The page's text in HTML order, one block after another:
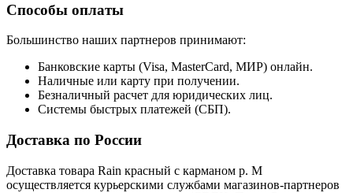
Способы оплаты
Большинство наших партнеров принимают:
Банковские карты (Visa, MasterCard, МИР) онлайн.
Наличные или карту при получении.
Безналичный расчет для юридических лиц.
Системы быстрых платежей (СБП).
Доставка по России
Доставка товара Rain красный с карманом р. M
осуществляется курьерскими службами магазинов-партнеров